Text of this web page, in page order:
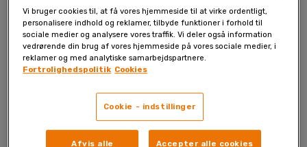
Føler du dig ofte træt og
udmattet?
Det er overraskende almindeligt at føle sig træt og
20.05.2026
Vi bruger cookies til, at få vores hjemmeside til at virke ordentligt,
personalisere indhold og reklamer, tilbyde funktioner i forhold til
sociale medier og analysere vores traffik. Vi deler også information
vedrørende din brug af vores hjemmeside på vores sociale medier, i
reklamer og med analytiske samarbejdspartnere.
Fortrolighedspolitik Cookies
Cookie - indstillinger
Afvis alle Accepter alle cookies